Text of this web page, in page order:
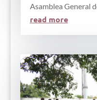
Asamblea General de
read more